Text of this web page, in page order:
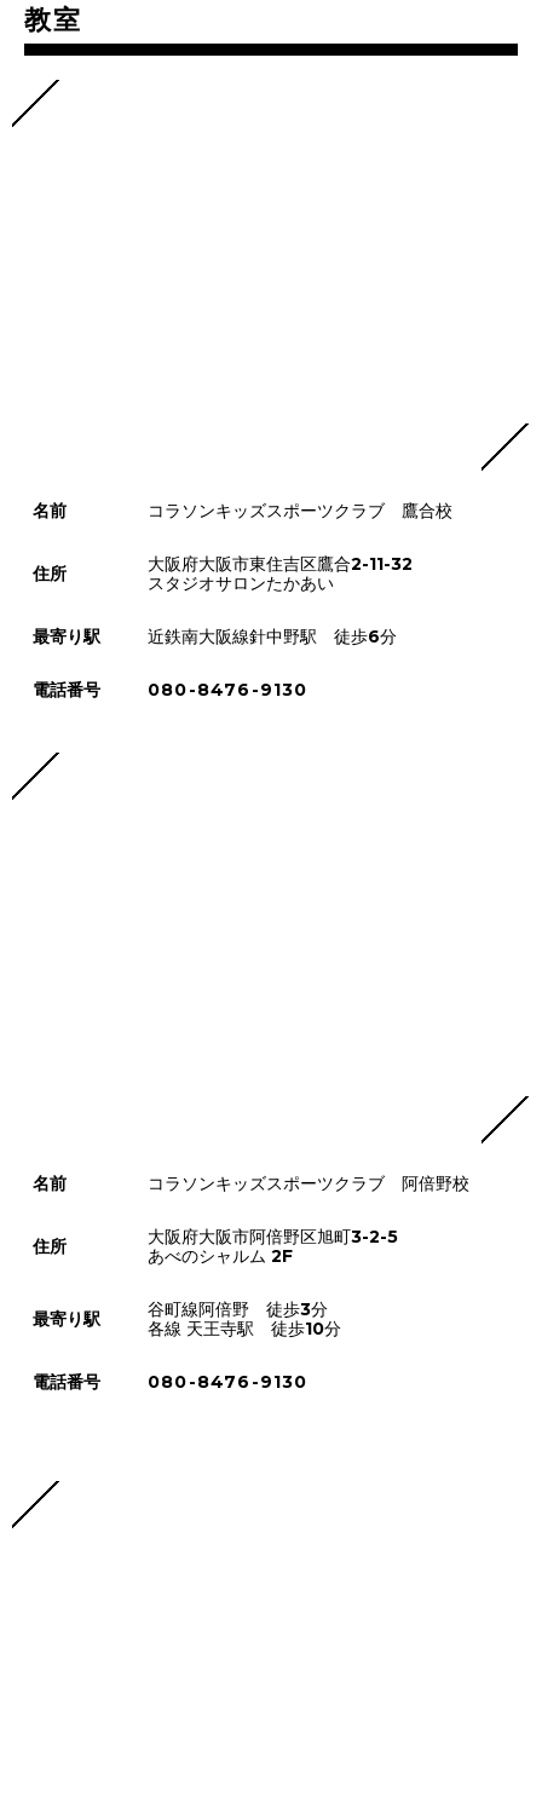
教室
名前 コラソンキッズスポーツクラブ 鷹合校
住所
大阪府大阪市東住吉区鷹合2-11-32
スタジオサロンたかあい
最寄り駅 近鉄南大阪線針中野駅 徒歩6分
電話番号 080-8476-9130
名前 コラソンキッズスポーツクラブ 阿倍野校
住所
大阪府大阪市阿倍野区旭町3-2-5
あべのシャルム 2F
最寄り駅
谷町線阿倍野 徒歩3分
各線 天王寺駅 徒歩10分
電話番号 080-8476-9130